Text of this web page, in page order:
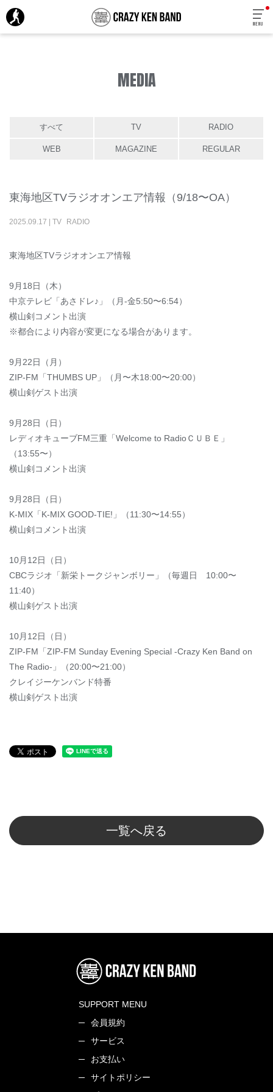
MENU
MEDIA
すべて TV RADIO
WEB MAGAZINE REGULAR
東海地区TVラジオオンエア情報（9/18〜OA）
2025.09.17 TV RADIO
東海地区TVラジオオンエア情報
9月18日（木）
中京テレビ「あさドレ♪」（月-金5:50〜6:54）
横山剣コメント出演
※都合により内容が変更になる場合があります。
9月22日（月）
ZIP-FM「THUMBS UP」（月〜木18:00〜20:00）
横山剣ゲスト出演
9月28日（日）
レディオキューブFM三重「Welcome to RadioＣＵＢＥ」
（13:55〜）
横山剣コメント出演
9月28日（日）
K-MIX「K-MIX GOOD-TIE!」（11:30〜14:55）
横山剣コメント出演
10月12日（日）
CBCラジオ「新栄トークジャンボリー」（毎週日 10:00〜
11:40）
横山剣ゲスト出演
10月12日（日）
ZIP-FM「ZIP-FM Sunday Evening Special -Crazy Ken Band on
The Radio-」（20:00〜21:00）
クレイジーケンバンド特番
横山剣ゲスト出演
一覧へ戻る
SUPPORT MENU
会員規約
サービス
お支払い
サイトポリシー